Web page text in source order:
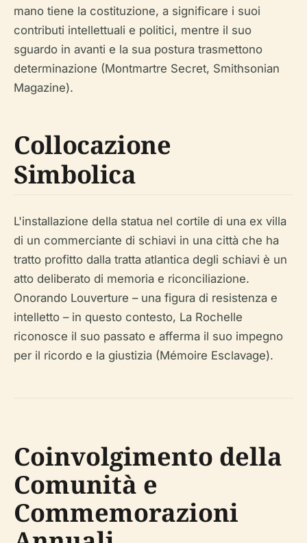
mano tiene la costituzione, a significare i suoi
contributi intellettuali e politici, mentre il suo
sguardo in avanti e la sua postura trasmettono
determinazione (Montmartre Secret, Smithsonian
Magazine).
Collocazione
Simbolica
L'installazione della statua nel cortile di una ex villa
di un commerciante di schiavi in una città che ha
tratto profitto dalla tratta atlantica degli schiavi è un
atto deliberato di memoria e riconciliazione.
Onorando Louverture – una figura di resistenza e
intelletto – in questo contesto, La Rochelle
riconosce il suo passato e afferma il suo impegno
per il ricordo e la giustizia (Mémoire Esclavage).
Coinvolgimento della
Comunità e
Commemorazioni